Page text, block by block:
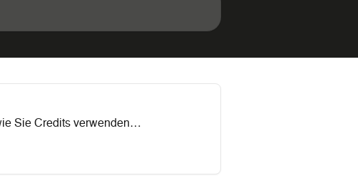
Sie Credits verwenden